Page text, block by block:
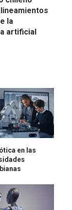
la
artificial
en las